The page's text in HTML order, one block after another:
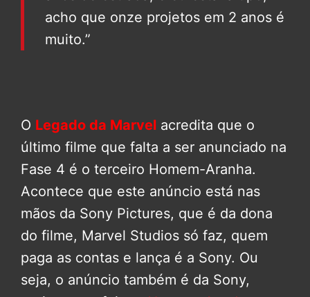
acho que onze projetos em 2 anos é
muito.”
O Legado da Marvel acredita que o
último filme que falta a ser anunciado na
Fase 4 é o terceiro Homem-Aranha.
Acontece que este anúncio está nas
mãos da Sony Pictures, que é da dona
do filme, Marvel Studios só faz, quem
paga as contas e lança é a Sony. Ou
seja, o anúncio também é da Sony,